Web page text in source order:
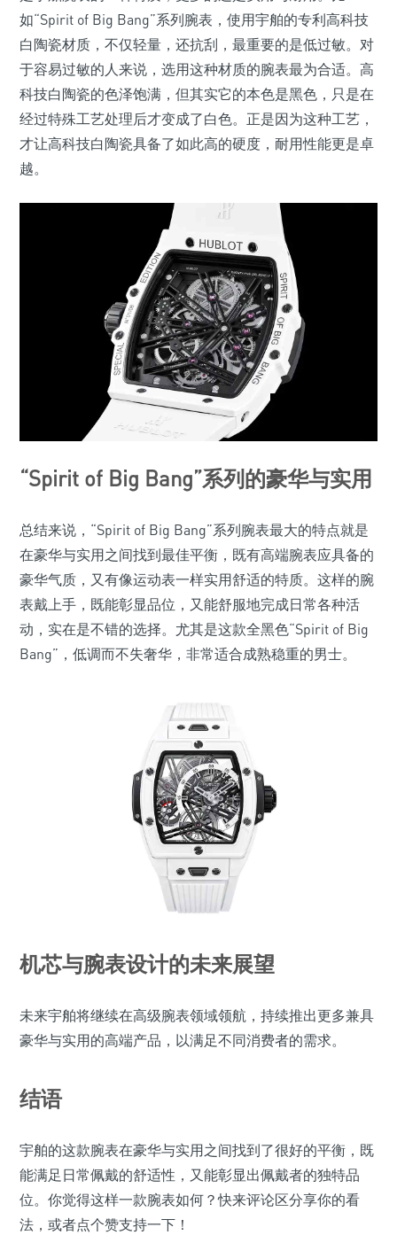
如“Spirit of Big Bang”系列腕表，使用宇舶的专利高科技
白陶瓷材质，不仅轻量，还抗刮，最重要的是低过敏。对
于容易过敏的人来说，选用这种材质的腕表最为合适。高
科技白陶瓷的色泽饱满，但其实它的本色是黑色，只是在
经过特殊工艺处理后才变成了白色。正是因为这种工艺，
才让高科技白陶瓷具备了如此高的硬度，耐用性能更是卓
越。
“Spirit of Big Bang”系列的豪华与实用
总结来说，“Spirit of Big Bang”系列腕表最大的特点就是
在豪华与实用之间找到最佳平衡，既有高端腕表应具备的
豪华气质，又有像运动表一样实用舒适的特质。这样的腕
表戴上手，既能彰显品位，又能舒服地完成日常各种活
动，实在是不错的选择。尤其是这款全黑色“Spirit of Big
Bang”，低调而不失奢华，非常适合成熟稳重的男士。
机芯与腕表设计的未来展望
未来宇舶将继续在高级腕表领域领航，持续推出更多兼具
豪华与实用的高端产品，以满足不同消费者的需求。
结语
宇舶的这款腕表在豪华与实用之间找到了很好的平衡，既
能满足日常佩戴的舒适性，又能彰显出佩戴者的独特品
位。你觉得这样一款腕表如何？快来评论区分享你的看
法，或者点个赞支持一下！